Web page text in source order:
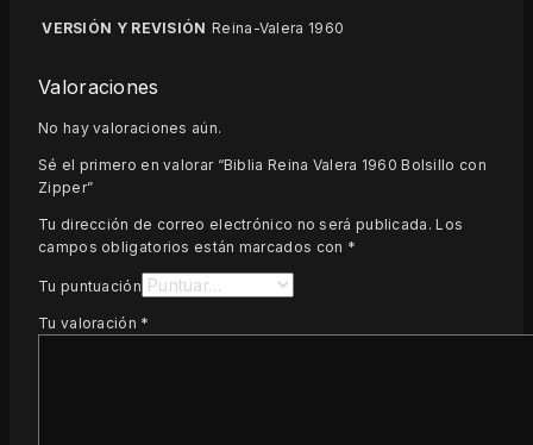
VERSIÓN Y REVISIÓN Reina-Valera 1960
Valoraciones
No hay valoraciones aún.
Sé el primero en valorar “Biblia Reina Valera 1960 Bolsillo con
Zipper”
Tu dirección de correo electrónico no será publicada. Los
campos obligatorios están marcados con *
Tu puntuación
Tu valoración *